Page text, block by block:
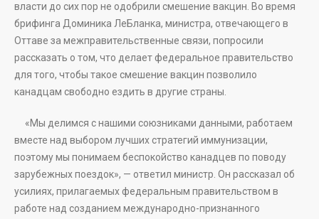
власти до сих пор не одобрили смешение вакцин. Во время
брифинга Доминика ЛеБланка, министра, отвечающего в
Оттаве за межправительственные связи, попросили
рассказать о том, что делает федеральное правительство
для того, чтобы такое смешение вакцин позволило
канадцам свободно ездить в другие страны.
«Мы делимся с нашими союзниками данными, работаем
вместе над выбором лучших стратегий иммунизации,
поэтому мы понимаем беспокойство канадцев по поводу
зарубежных поездок», — ответил министр. Он рассказал об
усилиях, прилагаемых федеральным правительством в
работе над созданием международно-признанного